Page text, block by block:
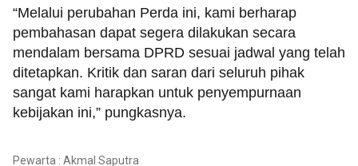
“Melalui perubahan Perda ini, kami berharap
pembahasan dapat segera dilakukan secara
mendalam bersama DPRD sesuai jadwal yang telah
ditetapkan. Kritik dan saran dari seluruh pihak
sangat kami harapkan untuk penyempurnaan
kebijakan ini,” pungkasnya.
Pewarta : Akmal Saputra